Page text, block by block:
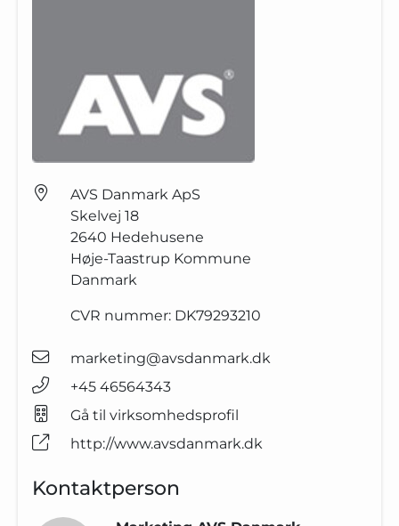
AVS Danmark ApS
Skelvej 18
2640 Hedehusene
Høje-Taastrup Kommune
Danmark
CVR nummer: DK79293210
marketing@avsdanmark.dk
+45 46564343
Gå til virksomhedsprofil
http://www.avsdanmark.dk
Kontaktperson